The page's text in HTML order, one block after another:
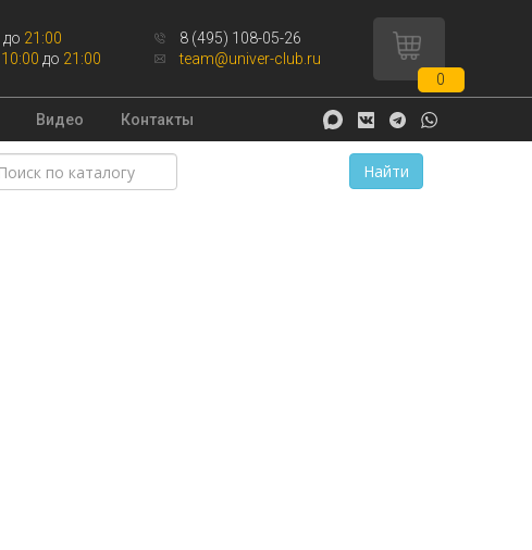
до 21:00
10:00 до 21:00
8 (495) 108-05-26
team@univer-club.ru
0
Видео Контакты
Найти